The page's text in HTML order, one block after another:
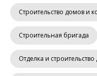
Строительство домов и
Строительная бригада
Отделка и